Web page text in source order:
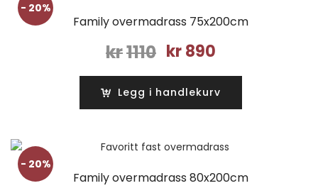
- 20%
Family overmadrass 75x200cm
kr1110 Opprinnelig
var:
kr1110.
kr890
er:
kr890.
Legg i handlekurv
- 20%
Family overmadrass 80x200cm